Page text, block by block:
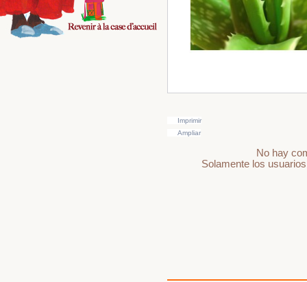
Imprimir
Ampliar
No hay
Solamente los